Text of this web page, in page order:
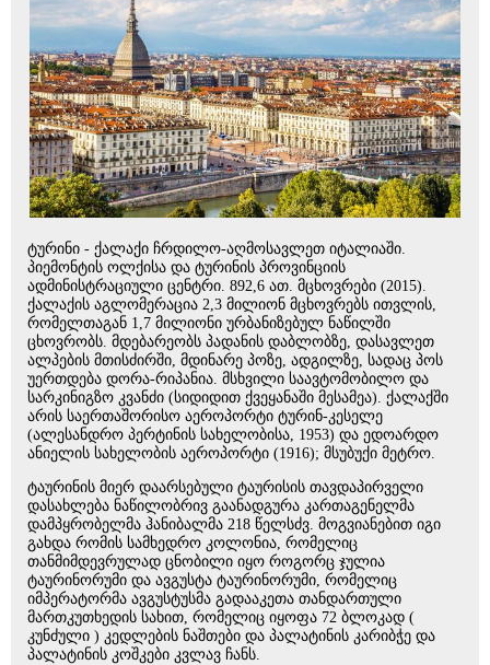
ტურინი - ქალაქი ჩრდილო-აღმოსავლეთ იტალიაში.
პიემონტის ოლქისა და ტურინის პროვინციის
ადმინისტრაციული ცენტრი. 892,6 ათ. მცხოვრები (2015).
ქალაქის აგლომერაცია 2,3 მილიონ მცხოვრებს ითვლის,
რომელთაგან 1,7 მილიონი ურბანიზებულ ნაწილში
ცხოვრობს. მდებარეობს პადანის დაბლობზე, დასავლეთ
ალპების მთისძირში, მდინარე პოზე, ადგილზე, სადაც პოს
უერთდება დორა-რიპანია. მსხვილი საავტომობილო და
სარკინიგზო კვანძი (სიდიდით ქვეყანაში მესამეა). ქალაქში
არის საერთაშორისო აეროპორტი ტურინ-კესელე
(ალესანდრო პერტინის სახელობისა, 1953) და ედოარდო
ანიელის სახელობის აეროპორტი (1916); მსუბუქი მეტრო.
ტაურინის მიერ დაარსებული ტაურისის თავდაპირველი
დასახლება ნაწილობრივ გაანადგურა კართაგენელმა
დამპყრობელმა ჰანიბალმა 218 წელსძვ. მოგვიანებით იგი
გახდა რომის სამხედრო კოლონია, რომელიც
თანმიმდევრულად ცნობილი იყო როგორც ჯულია
ტაურინორუმი და ავგუსტა ტაურინორუმი, რომელიც
იმპერატორმა ავგუსტუსმა გადააკეთა თანდართული
მართკუთხედის სახით, რომელიც იყოფა 72 ბლოკად (
კუნძული ) კედლების ნაშთები და პალატინის კარიბჭე და
პალატინის კოშკები კვლავ ჩანს.